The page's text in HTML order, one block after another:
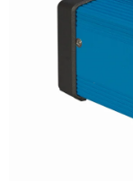
hvězdiček.